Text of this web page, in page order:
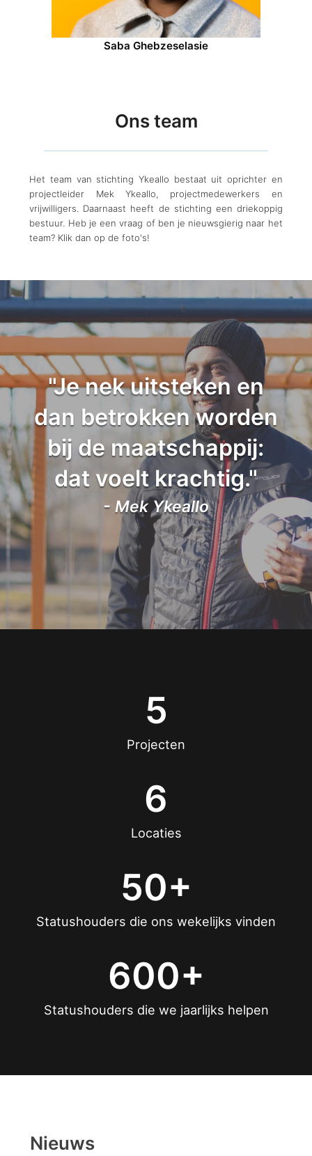
Saba Ghebzeselasie
Ons team
Het team van stichting Ykeallo bestaat uit oprichter en
projectleider Mek Ykeallo, projectmedewerkers en
vrijwilligers. Daarnaast heeft de stichting een driekoppig
bestuur. Heb je een vraag of ben je nieuwsgierig naar het
team? Klik dan op de foto's!
"Je nek uitsteken en
dan betrokken worden
bij de maatschappij:
dat voelt krachtig."
- Mek Ykeallo
5
Projecten
6
Locaties
50+
Statushouders die ons wekelijks vinden
600+
Statushouders die we jaarlijks helpen
Nieuws